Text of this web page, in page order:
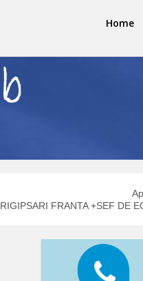
Home
RIGIPSARI FRANTA +SEF DE